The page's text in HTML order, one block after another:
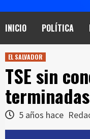
INICIO POLÍTICA
EL SALVADOR
TSE sin
5 años hace